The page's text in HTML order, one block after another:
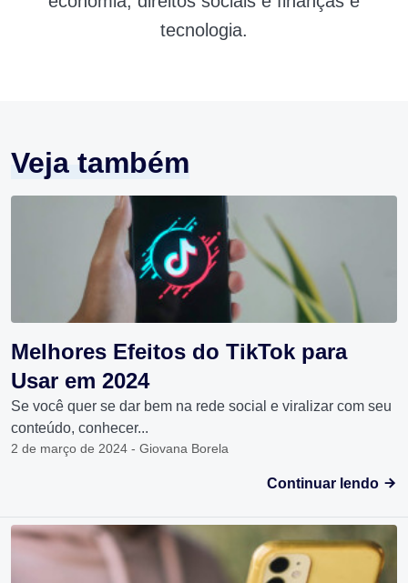
tecnologia.
Veja também
Melhores Efeitos do TikTok para
Usar em 2024
Se você quer se dar bem na rede social e viralizar com seu
conteúdo, conhecer...
2 de março de 2024 - Giovana Borela
Continuar lendo